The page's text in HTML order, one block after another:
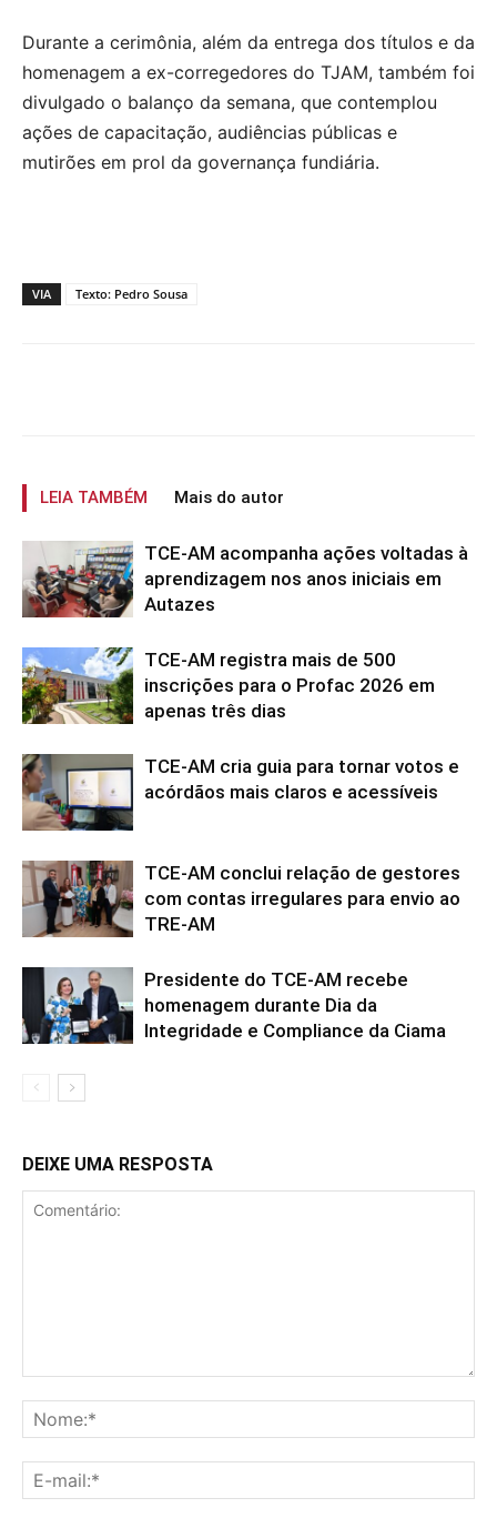
Durante a cerimônia, além da entrega dos títulos e da
homenagem a ex-corregedores do TJAM, também foi
divulgado o balanço da semana, que contemplou
ações de capacitação, audiências públicas e
mutirões em prol da governança fundiária.
VIA Texto: Pedro Sousa
LEIA TAMBÉM Mais do autor
TCE-AM acompanha ações voltadas à
aprendizagem nos anos iniciais em
Autazes
TCE-AM registra mais de 500
inscrições para o Profac 2026 em
apenas três dias
TCE-AM cria guia para tornar votos e
acórdãos mais claros e acessíveis
TCE-AM conclui relação de gestores
com contas irregulares para envio ao
TRE-AM
Presidente do TCE-AM recebe
homenagem durante Dia da
Integridade e Compliance da Ciama
DEIXE UMA RESPOSTA